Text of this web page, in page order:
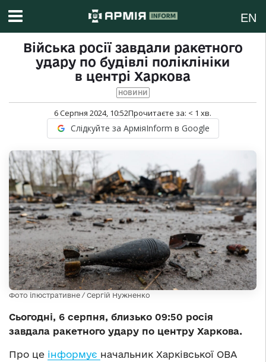
EN
Війська росії завдали ракетного
удару по будівлі поліклініки
в центрі Харкова
НОВИНИ
6 Серпня 2024, 10:52Прочитаєте за: < 1 хв.
Слідкуйте за АрміяInform в Google
Фото ілюстративне / Сергій Нужненко
Сьогодні, 6 серпня, близько 09:50 росія
завдала ракетного удару по центру Харкова.
Про це інформує начальник Харківської ОВА